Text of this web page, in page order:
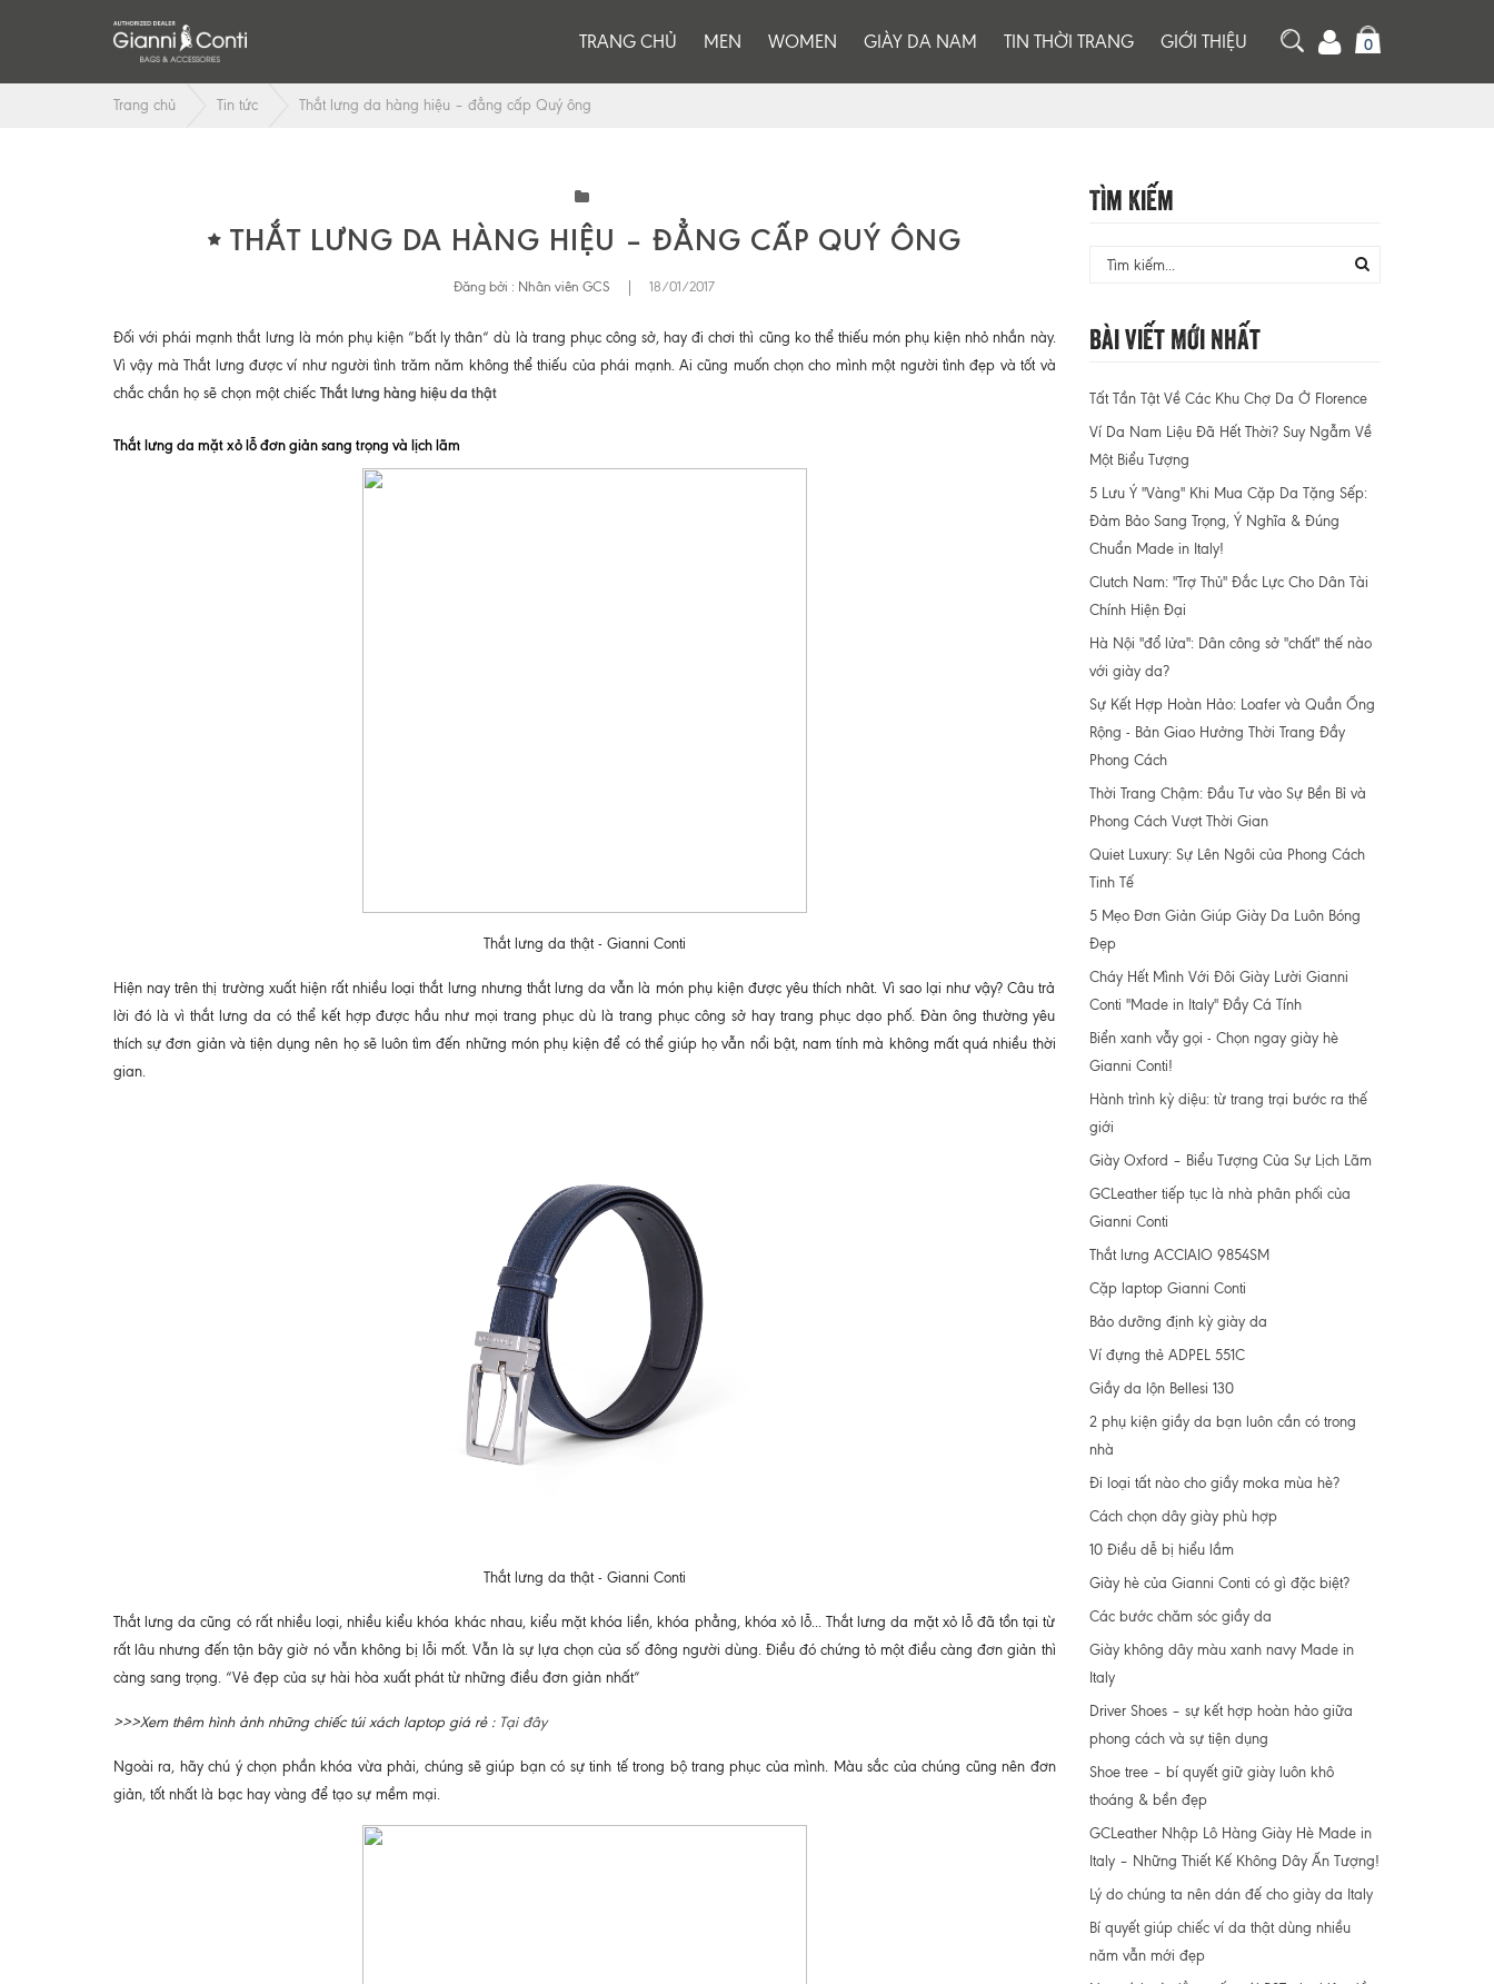
TRANG CHỦ MEN WOMEN GIÀY DA NAM TIN THỜI TRANG GIỚI THIỆU 0
Trang chủ Tin tức Thắt lưng da hàng hiệu – đẳng cấp Quý ông
THẮT LƯNG DA HÀNG HIỆU – ĐẲNG CẤP QUÝ ÔNG
Đăng bởi : Nhân viên GCS 18/01/2017
Đối với phái mạnh thắt lưng là món phụ kiện ”bất ly thân“ dù là trang phục công sở, hay đi chơi thì cũng ko thể thiếu món phụ kiện nhỏ nhắn này.
Vì vậy mà Thắt lưng được ví như người tình trăm năm không thể thiếu của phái mạnh. Ai cũng muốn chọn cho mình một người tình đẹp và tốt và
chắc chắn họ sẽ chọn một chiếc Thắt lưng hàng hiệu da thật
Thắt lưng da mặt xỏ lỗ đơn giản sang trọng và lịch lãm
Thắt lưng da thật - Gianni Conti
Hiện nay trên thị trường xuất hiện rất nhiều loại thắt lưng nhưng thắt lưng da vẫn là món phụ kiện được yêu thích nhât. Vì sao lại như vậy? Câu trả
lời đó là vì thắt lưng da có thể kết hợp được hầu như mọi trang phục dù là trang phục công sở hay trang phục dạo phố. Đàn ông thường yêu
thích sự đơn giản và tiện dụng nên họ sẽ luôn tìm đến những món phụ kiện để có thể giúp họ vẫn nổi bật, nam tính mà không mất quá nhiều thời
gian.
Thắt lưng da thật - Gianni Conti
Thắt lưng da cũng có rất nhiều loại, nhiều kiểu khóa khác nhau, kiểu mặt khóa liền, khóa phẳng, khóa xỏ lỗ... Thắt lưng da mặt xỏ lỗ đã tồn tại từ
rất lâu nhưng đến tận bây giờ nó vẫn không bị lỗi mốt. Vẫn là sự lựa chọn của số đông người dùng. Điều đó chứng tỏ một điều càng đơn giản thì
càng sang trọng. “Vẻ đẹp của sự hài hòa xuất phát từ những điều đơn giản nhất”
>>>Xem thêm hình ảnh những chiếc túi xách laptop giá rẻ : Tại đây
Ngoài ra, hãy chú ý chọn phần khóa vừa phải, chúng sẽ giúp bạn có sự tinh tế trong bộ trang phục của mình. Màu sắc của chúng cũng nên đơn
giản, tốt nhất là bạc hay vàng để tạo sự mềm mại.
Tìm Kiếm
Bài Viết Mới Nhất
Tất Tần Tật Về Các Khu Chợ Da Ở Florence
Ví Da Nam Liệu Đã Hết Thời? Suy Ngẫm Về
Một Biểu Tượng
5 Lưu Ý "Vàng" Khi Mua Cặp Da Tặng Sếp:
Đảm Bảo Sang Trọng, Ý Nghĩa & Đúng
Chuẩn Made in Italy!
Clutch Nam: "Trợ Thủ" Đắc Lực Cho Dân Tài
Chính Hiện Đại
Hà Nội "đổ lửa": Dân công sở "chất" thế nào
với giày da?
Sự Kết Hợp Hoàn Hảo: Loafer và Quần Ống
Rộng - Bản Giao Hưởng Thời Trang Đầy
Phong Cách
Thời Trang Chậm: Đầu Tư vào Sự Bền Bỉ và
Phong Cách Vượt Thời Gian
Quiet Luxury: Sự Lên Ngôi của Phong Cách
Tinh Tế
5 Mẹo Đơn Giản Giúp Giày Da Luôn Bóng
Đẹp
Cháy Hết Mình Với Đôi Giày Lười Gianni
Conti "Made in Italy" Đầy Cá Tính
Biển xanh vẫy gọi - Chọn ngay giày hè
Gianni Conti!
Hành trình kỳ diệu: từ trang trại bước ra thế
giới
Giày Oxford – Biểu Tượng Của Sự Lịch Lãm
GCLeather tiếp tục là nhà phân phối của
Gianni Conti
Thắt lưng ACCIAIO 9854SM
Cặp laptop Gianni Conti
Bảo dưỡng định kỳ giày da
Ví đựng thẻ ADPEL 551C
Giầy da lộn Bellesi 130
2 phụ kiện giầy da bạn luôn cần có trong
nhà
Đi loại tất nào cho giầy moka mùa hè?
Cách chọn dây giày phù hợp
10 Điều dễ bị hiểu lầm
Giày hè của Gianni Conti có gì đặc biệt?
Các bước chăm sóc giầy da
Giày không dây màu xanh navy Made in
Italy
Driver Shoes – sự kết hợp hoàn hảo giữa
phong cách và sự tiện dụng
Shoe tree – bí quyết giữ giày luôn khô
thoáng & bền đẹp
GCLeather Nhập Lô Hàng Giày Hè Made in
Italy – Những Thiết Kế Không Dây Ấn Tượng!
Lý do chúng ta nên dán đế cho giày da Italy
Bí quyết giúp chiếc ví da thật dùng nhiều
năm vẫn mới đẹp